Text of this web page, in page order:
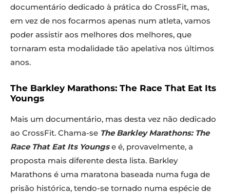
documentário dedicado à prática do CrossFit, mas,
em vez de nos focarmos apenas num atleta, vamos
poder assistir aos melhores dos melhores, que
tornaram esta modalidade tão apelativa nos últimos
anos.
The Barkley Marathons: The Race That Eat Its
Youngs
Mais um documentário, mas desta vez não dedicado
ao CrossFit. Chama-se The Barkley Marathons: The
Race That Eat Its Youngse é, provavelmente, a
proposta mais diferente desta lista. Barkley
Marathons é uma maratona baseada numa fuga de
prisão histórica, tendo-se tornado numa espécie de